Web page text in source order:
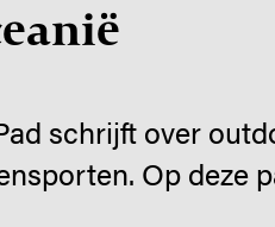
schrijft over
Op deze